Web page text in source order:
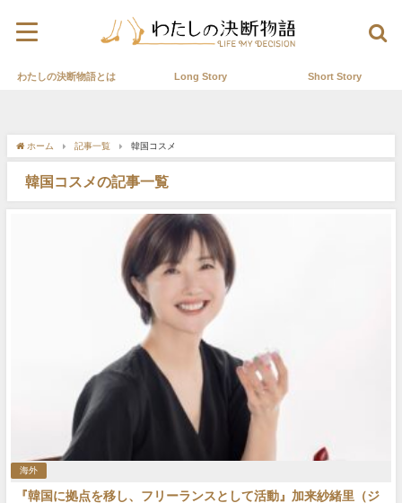
わたしの決断物語とは Long Story Short Story
ホーム 記事一覧 韓国コスメ
韓国コスメの記事一覧
海外
『韓国に拠点を移し、フリーランスとして活動』加来紗緒里（ジ